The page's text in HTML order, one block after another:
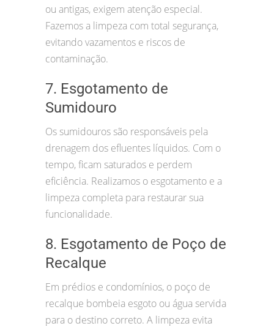
ou antigas, exigem atenção especial.
Fazemos a limpeza com total segurança,
evitando vazamentos e riscos de
contaminação.
7. Esgotamento de
Sumidouro
Os sumidouros são responsáveis pela
drenagem dos efluentes líquidos. Com o
tempo, ficam saturados e perdem
eficiência. Realizamos o esgotamento e a
limpeza completa para restaurar sua
funcionalidade.
8. Esgotamento de Poço de
Recalque
Em prédios e condomínios, o poço de
recalque bombeia esgoto ou água servida
para o destino correto. A limpeza evita